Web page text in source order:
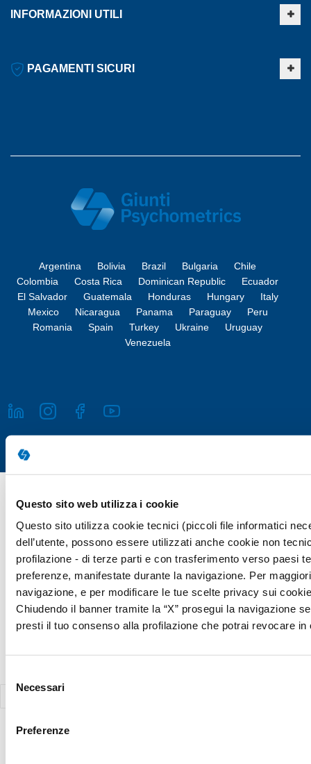
Questo sito web utilizza i cookie
Questo sito utilizza cookie tecnici (piccoli file informatici
dell’utente, possono essere utilizzati anche cookie non
profilazione - di terze parti e con trasferimento verso paesi
preferenze, manifestate durante la navigazione. Per
navigazione, e per modificare le tue scelte privacy sui
Chiudendo il banner tramite la “X” prosegui la navigazione
presti il tuo consenso alla profilazione che potrai revocare
delNecessari
Preferenze
INFORMAZIONI UTILI
PAGAMENTI SICURI
Argentina Bolivia Brazil Bulgaria
Chile
Colombia
Costa Rica Dominican Republic
Ecuador
El Salvador
Guatemala Honduras Hungary
Italy
Mexico
Nicaragua Panama Paraguay
Peru
Romania
Spain Turkey Ukraine
Uruguay
Venezuela
Copyright © 2026 Giunti Psychometrics Italia S.r.l. | P.IVA 07367670481
coordinamento di Holding Daniel S.r.l., tutti i diritti riservati
Responsabile della Protezione dei Dati (Art. 37 del REG UE 2016/679)
Avv. Victoria Parise privacy@giuntipsy.com